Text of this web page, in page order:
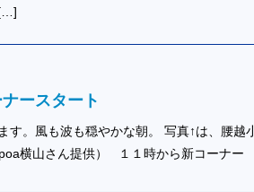
ースタート
す。風も波も穏やかな朝。 写真↑は、腰越
横山さん提供） １１時から新コーナ